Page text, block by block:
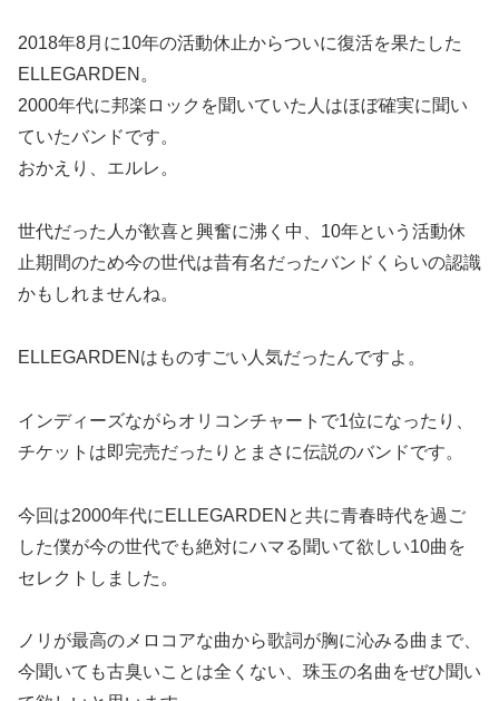
2018年8月に10年の活動休止からついに復活を果たした
ELLEGARDEN。
2000年代に邦楽ロックを聞いていた人はほぼ確実に聞い
ていたバンドです。
おかえり、エルレ。
世代だった人が歓喜と興奮に沸く中、10年という活動休
止期間のため今の世代は昔有名だったバンドくらいの認識
かもしれませんね。
ELLEGARDENはものすごい人気だったんですよ。
インディーズながらオリコンチャートで1位になったり、
チケットは即完売だったりとまさに伝説のバンドです。
今回は2000年代にELLEGARDENと共に青春時代を過ご
した僕が今の世代でも絶対にハマる聞いて欲しい10曲を
セレクトしました。
ノリが最高のメロコアな曲から歌詞が胸に沁みる曲まで、
今聞いても古臭いことは全くない、珠玉の名曲をぜひ聞い